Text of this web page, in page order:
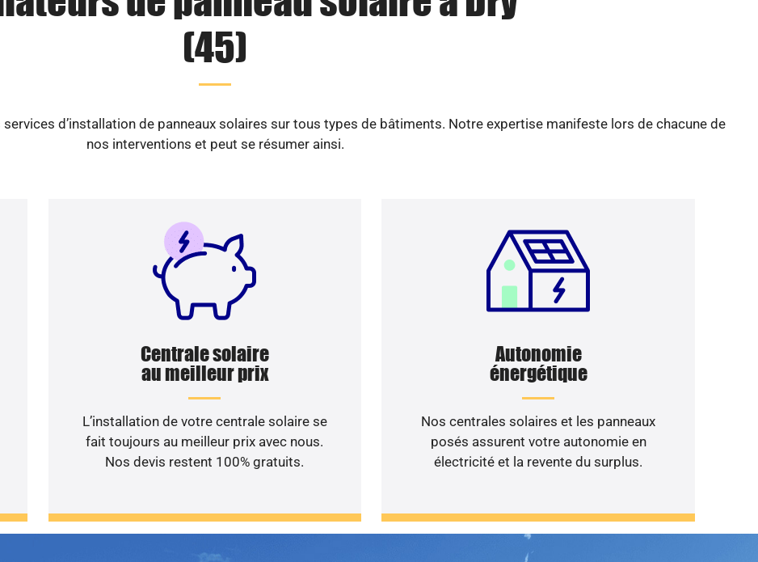
(45)
d’installation de panneaux solaires sur tous types de bâtiments. Notre expertise manifeste lors de chacune de
nos interventions et peut se résumer ainsi.
Centrale solaire
au meilleur prix
L’installation de votre centrale solaire se
fait toujours au meilleur prix avec nous.
Nos devis restent 100% gratuits.
Autonomie
énergétique
Nos centrales solaires et les panneaux
posés assurent votre autonomie en
électricité et la revente du surplus.